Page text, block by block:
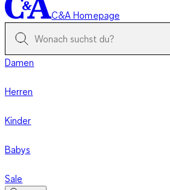
C&A Homepage
Damen
Herren
Kinder
Babys
Sale